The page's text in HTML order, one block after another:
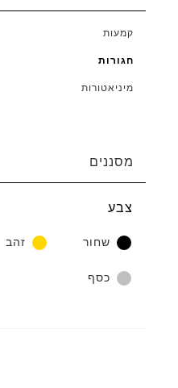
קמעות
חגורות
מיניאטורות
מסננים
צבע
שחור זהב
כסף